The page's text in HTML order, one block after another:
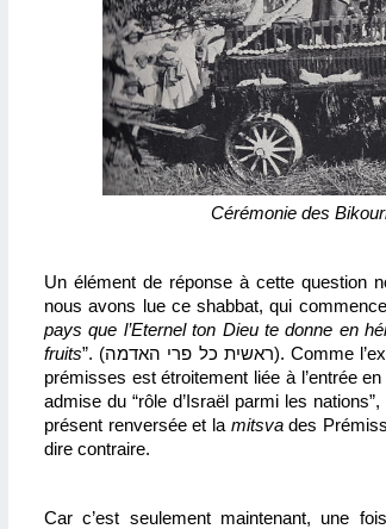
Cérémonie des
Un élément de réponse à cette question
nous avons lue ce shabbat, qui
pays que l’Eternel ton Dieu te donne en
fruits”. (ראשית כל פרי האדמה). Comme l’explique le rav Ashkénazi- Manitou, l’offrande des
prémisses est étroitement liée à l’entrée
admise du “rôle d’Israël parmi les
présent renversée et la mitsva des
dire contraire.
Car c’est seulement maintenant, une